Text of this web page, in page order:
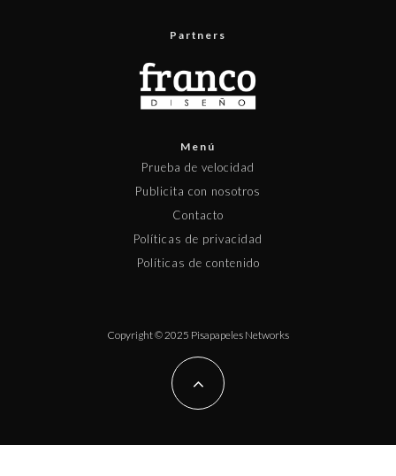
Partners
Menú
Prueba de velocidad
Publicita con nosotros
Contacto
Políticas de privacidad
Políticas de contenido
Copyright © 2025 Pisapapeles Networks